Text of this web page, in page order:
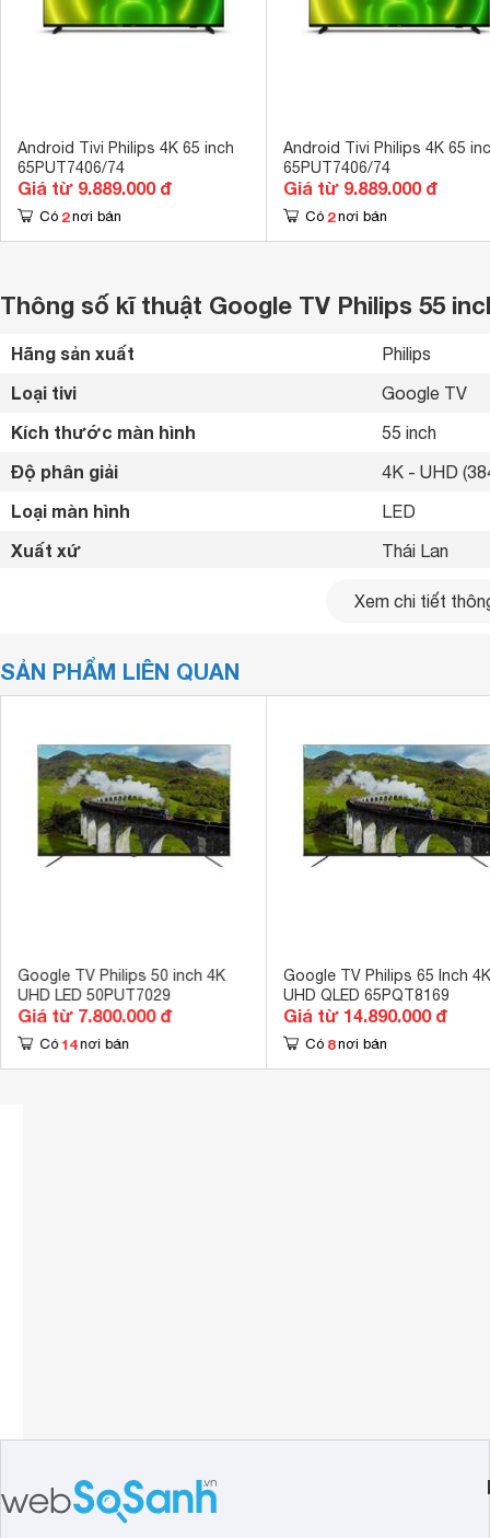
Android Tivi Philips 4K 65 inch
65PUT7406/74
Giá từ 9.889.000 đ
Có 2 nơi bán
Android Tivi Philips 4K 65
65PUT7406/74
Giá từ 9.889.000 đ
Có 2 nơi bán
Thông số kĩ thuật Google TV Philips 55
Hãng sản xuất Philips
Loại tivi Google TV
Kích thước màn hình 55 inch
Độ phân giải 4K - UHD
Loại màn hình LED
Xuất xứ Thái Lan
2024
Kết nối internet
USB 2 cổng
Hệ điều hành, giao diện Google TV
Ứng dụng có sẵn
Amazon
Seach...
Tổng công suất loa 16W
Số lượng loa 2
Kích thước có chân, đặt bàn 122.7 x 74.2
Xem chi tiết
SẢN PHẨM LIÊN QUAN
Google TV Philips 50 inch 4K
UHD LED 50PUT7029
Giá từ 7.800.000 đ
Có 14 nơi bán
Google TV Philips 65 Inch 4K
UHD QLED 65PQT8169
Giá từ 14.890.000 đ
Có 8 nơi bán